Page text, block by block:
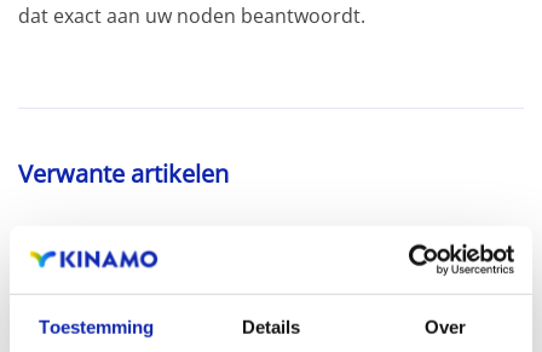
Toestemming Details Over
dat exact aan uw noden beantwoordt.
Verwante artikelen
OpenSSL - nuttige commando's